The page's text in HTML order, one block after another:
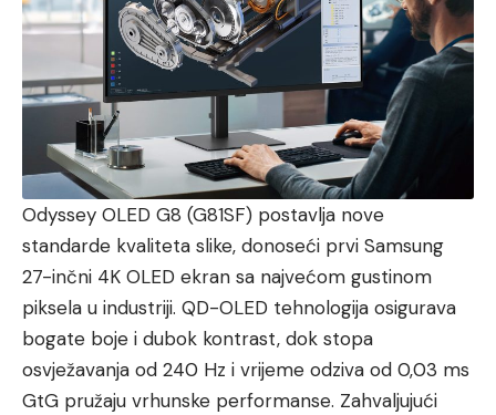
Odyssey OLED G8 (G81SF) postavlja nove
standarde kvaliteta slike, donoseći prvi Samsung
27-inčni 4K OLED ekran sa najvećom gustinom
piksela u industriji. QD-OLED tehnologija osigurava
bogate boje i dubok kontrast, dok stopa
osvježavanja od 240 Hz i vrijeme odziva od 0,03 ms
GtG pružaju vrhunske performanse. Zahvaljujući